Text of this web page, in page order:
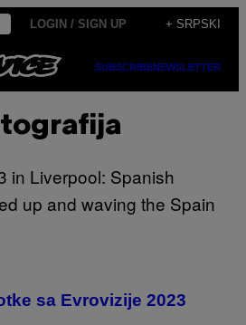
LOGIN / SIGN UP + SRPSKI
SUBSCRIBENEWSLETTER
sa Evrovizije 2023